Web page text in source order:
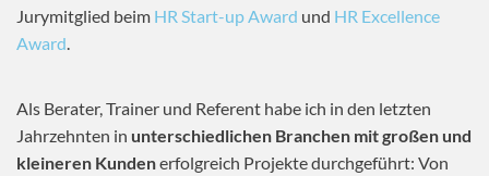
Jurymitglied beim HR Start-up Award und HR Excellence
Award.
Als Berater, Trainer und Referent habe ich in den letzten
Jahrzehnten in unterschiedlichen Branchen mit großen und
kleineren Kundenerfolgreich Projekte durchgeführt: Von